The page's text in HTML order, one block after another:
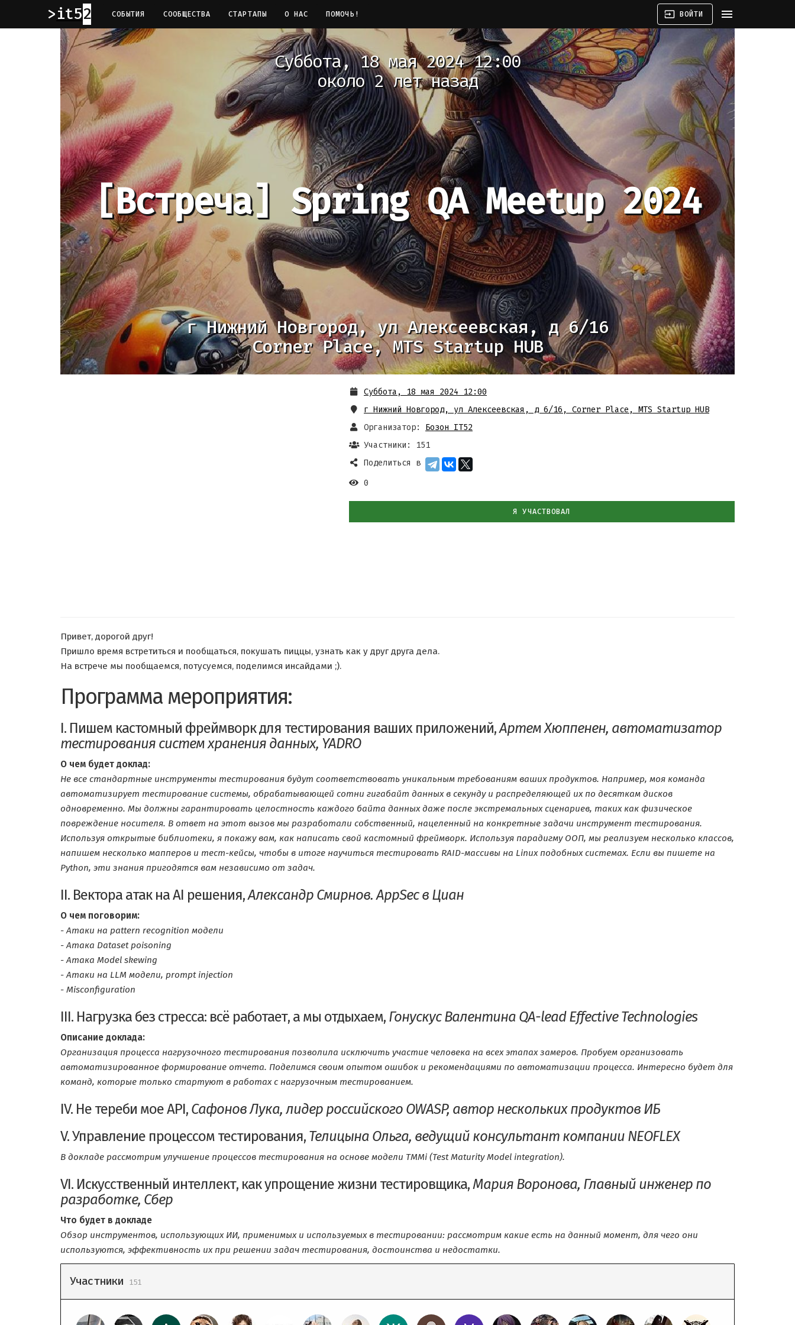
it52 СОБЫТИЯ СООБЩЕСТВА СТАРТАПЫ О НАС ПОМОЧЬ! input ВОЙТИ menu
Суббота, 18 мая 2024 12:00
около 2 лет назад
[Встреча] Spring QA Meetup 2024
г Нижний Новгород, ул Алексеевская, д 6/16
Corner Place, MTS Startup HUB
Суббота, 18 мая 2024 12:00
г Нижний Новгород, ул Алексеевская, д 6/16 , Corner Place, MTS Startup HUB
Организатор:
Бозон IT52
Участники: 151
Поделиться в
0
Я УЧАСТВОВАЛ
Привет, дорогой друг!
Пришло время встретиться и пообщаться, покушать пиццы, узнать как у друг друга дела.
На встрече мы пообщаемся, потусуемся, поделимся инсайдами ;).
Программа мероприятия:
I. Пишем кастомный фреймворк для тестирования ваших приложений,Артем Хюппенен, автоматизатор
тестирования систем хранения данных, YADRO
О чем будет доклад:
Не все стандартные инструменты тестирования будут соответствовать уникальным требованиям ваших продуктов. Например, моя команда
автоматизирует тестирование системы, обрабатывающей сотни гигабайт данных в секунду и распределяющей их по десяткам дисков
одновременно. Мы должны гарантировать целостность каждого байта данных даже после экстремальных сценариев, таких как физическое
повреждение носителя. В ответ на этот вызов мы разработали собственный, нацеленный на конкретные задачи инструмент тестирования.
Используя открытые библиотеки, я покажу вам, как написать свой кастомный фреймворк. Используя парадигму ООП, мы реализуем несколько классов,
напишем несколько мапперов и тест-кейсы, чтобы в итоге научиться тестировать RAID-массивы на Linux подобных системах. Если вы пишете на
Python, эти знания пригодятся вам независимо от задач.
II. Вектора атак на AI решения,Александр Смирнов. AppSec в Циан
О чем поговорим:
- Атаки на pattern recognition модели
- Атака Dataset poisoning
- Атака Model skewing
- Атаки на LLM модели, prompt injection
- Misconfiguration
III. Нагрузка без стресса: всё работает, а мы отдыхаем, Гонускус Валентина QA-lead Effective Technologies
Описание доклада:
Организация процесса нагрузочного тестирования позволила исключить участие человека на всех этапах замеров. Пробуем организовать
автоматизированное формирование отчета. Поделимся своим опытом ошибок и рекомендациями по автоматизации процесса. Интересно будет для
команд, которые только стартуют в работах с нагрузочным тестированием.
IV. Не тереби мое API, Сафонов Лука, лидер российского OWASP, автор нескольких продуктов ИБ
V. Управление процессом тестирования, Телицына Ольга, ведущий консультант компании NEOFLEX
В докладе рассмотрим улучшение процессов тестирования на основе модели TMMi (Test Maturity Model integration).
VI. Искусственный интеллект, как упрощение жизни тестировщика,Мария Воронова, Главный инженер по
разработке, Сбер
Что будет в докладе
Обзор инструментов, использующих ИИ, применимых и используемых в тестировании: рассмотрим какие есть на данный момент, для чего они
используются, эффективность их при решении задач тестирования, достоинства и недостатки.
Участники 151